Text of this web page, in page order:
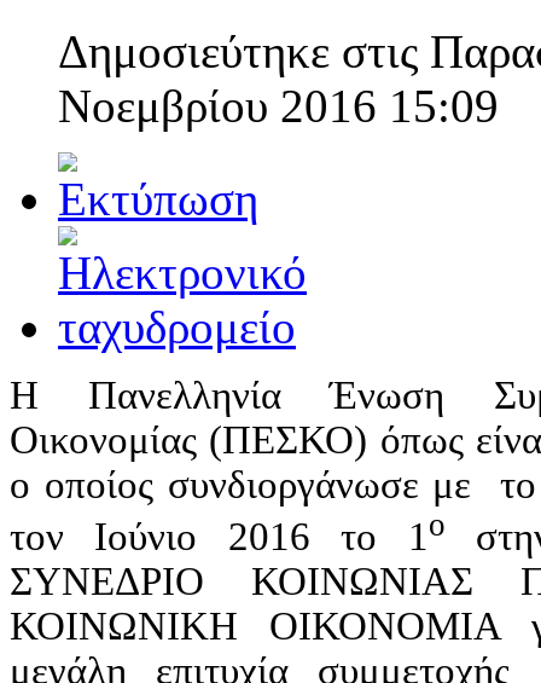
Δημοσιεύτηκε στις
Νοεμβρίου 2016 15:09
Η Πανελληνία Ένωση
Οικονομίας (ΠΕΣΚΟ) όπως
ο οποίος συνδιοργάνωσε με
τον Ιούνιο 2016 το 1ο
ΣΥΝΕΔΡΙΟ ΚΟΙΝΩΝΙΑΣ
ΚΟΙΝΩΝΙΚΗ ΟΙΚΟΝΟΜΙΑ
μεγάλη επιτυχία